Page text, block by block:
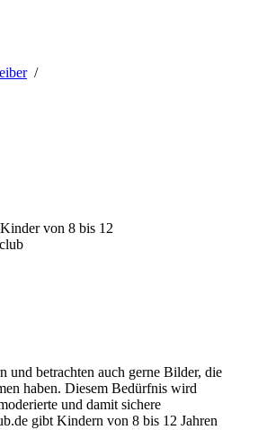
/
von 8 bis 12
und betrachten auch gerne Bilder, die
haben. Diesem Bedürfnis wird
und damit sichere
gibt Kindern von 8 bis 12 Jahren